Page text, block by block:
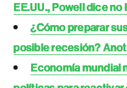
EE.UU., Powell dice
¿Cómo preparar
posible recesión?
Economía mundial